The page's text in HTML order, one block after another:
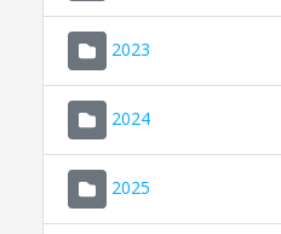
2023
2024
2025